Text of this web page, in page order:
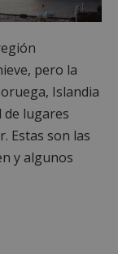
pero la
Islandia
de lugares
Estas son las
y algunos